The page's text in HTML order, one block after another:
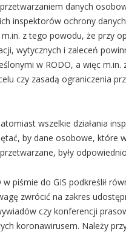
danych
inspektorów ochrony
z tego powodu, że przy
wytycznych i zaleceń
w RODO, a więc m.in.
czy zasadą ograniczenia
wszelkie działania
by dane osobowe, które
były
w piśmie do GIS podkreślił
zwrócić na zakres
czy konferencji
koronawirusem. Należy